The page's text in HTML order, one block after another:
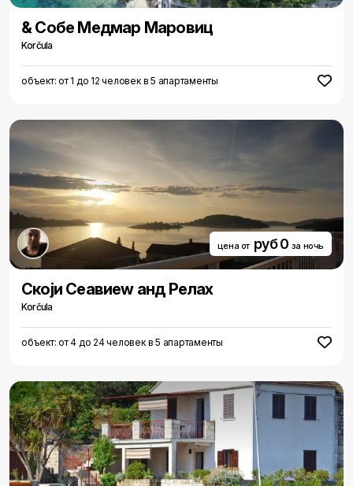
& Собе Медмар Маровиц
Korčula
объект: от 1 до 12 человек в 5 апартаменты
цена от руб 0 за ночь
Скоjи Сеавиеw анд Релаx
Korčula
объект: от 4 до 24 человек в 5 апартаменты